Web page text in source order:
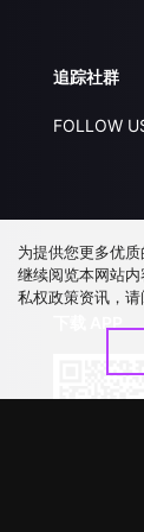
追踪社群
FOLLOW
为提供您更多优
继续阅览本网站
私权政策资讯，